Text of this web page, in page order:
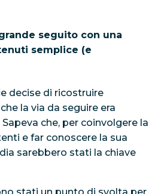
seguito con una
semplice (e
decise di ricostruire
la via da seguire era
che, per coinvolgere la
e far conoscere la sua
sarebbero stati la chiave